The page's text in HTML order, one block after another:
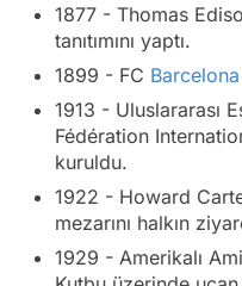
1877 - Thomas
tanıtımını yaptı.
1899 - FC Barcelona
1913 - Uluslararası
Fédération
kuruldu.
1922 - Howard
mezarını halkın
1929 - Amerikalı